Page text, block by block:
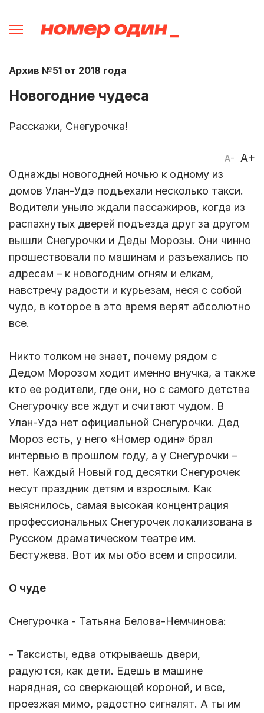
Архив №51 от 2018 года
Новогодние чудеса
Расскажи, Снегурочка!
A- A+
Однажды новогодней ночью к одному из
домов Улан-Удэ подъехали несколько такси.
Водители уныло ждали пассажиров, когда из
распахнутых дверей подъезда друг за другом
вышли Снегурочки и Деды Морозы. Они чинно
прошествовали по машинам и разъехались по
адресам – к новогодним огням и елкам,
навстречу радости и курьезам, неся с собой
чудо, в которое в это время верят абсолютно
все.
Никто толком не знает, почему рядом с
Дедом Морозом ходит именно внучка, а также
кто ее родители, где они, но с самого детства
Снегурочку все ждут и считают чудом. В
Улан-Удэ нет официальной Снегурочки. Дед
Мороз есть, у него «Номер один» брал
интервью в прошлом году, а у Снегурочки –
нет. Каждый Новый год десятки Снегурочек
несут праздник детям и взрослым. Как
выяснилось, самая высокая концентрация
профессиональных Снегурочек локализована в
Русском драматическом театре им.
Бестужева. Вот их мы обо всем и спросили.
О чуде
Снегурочка - Татьяна Белова-Немчинова:
- Таксисты, едва открываешь двери,
радуются, как дети. Едешь в машине
нарядная, со сверкающей короной, и все,
проезжая мимо, радостно сигналят. А ты им